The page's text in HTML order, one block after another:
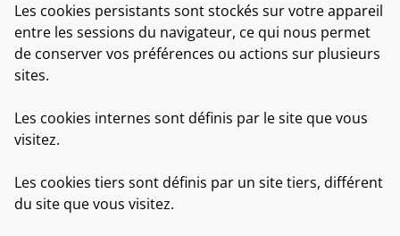
Les cookies persistants sont stockés sur votre appareil
entre les sessions du navigateur, ce qui nous permet
de conserver vos préférences ou actions sur plusieurs
sites.
Les cookies internes sont définis par le site que vous
visitez.
Les cookies tiers sont définis par un site tiers, différent
du site que vous visitez.